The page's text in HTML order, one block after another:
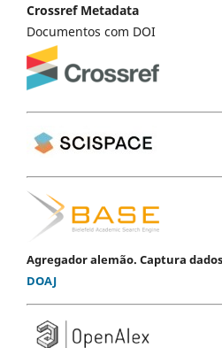
Crossref Metadata
Documentos com DOI
Agregador alemão. Captura
DOAJ